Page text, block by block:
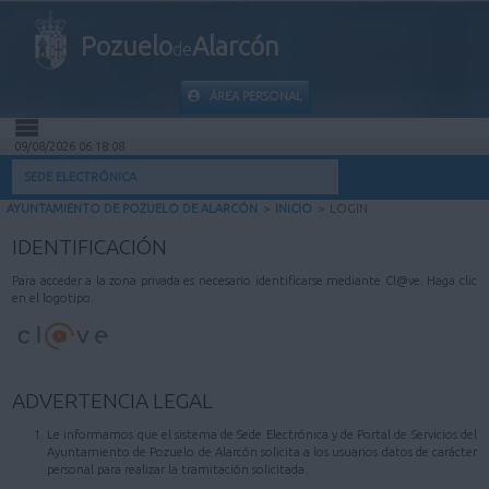
PozuelodeAlarcón
ÁREA PERSONAL
INICIO
MI CARPETA
INFORMACIÓN MUNICIPAL
AYUDA
09/08/2026 06:18:08
SEDE ELECTRÓNICA
AYUNTAMIENTO DE POZUELO DE ALARCÓN > INICIO > LOGIN
IDENTIFICACIÓN
Para acceder a la zona privada es necesario identificarse mediante Cl@ve. Haga clic
en el logotipo.
ADVERTENCIA LEGAL
Le informamos que el sistema de Sede Electrónica y de Portal de Servicios del
Ayuntamiento de Pozuelo de Alarcón solicita a los usuarios datos de carácter
personal para realizar la tramitación solicitada.